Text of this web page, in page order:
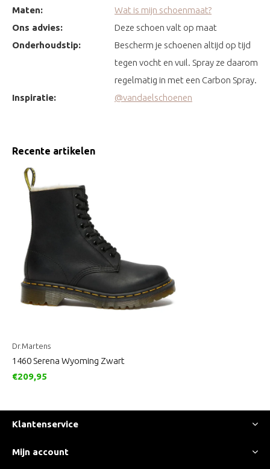
Maten:
Wat is mijn schoenmaat?
Ons advies:
Deze schoen valt op maat
Onderhoudstip:
Bescherm je schoenen altijd op tijd
tegen vocht en vuil. Spray ze daarom
regelmatig in met een Carbon Spray.
Inspiratie:
@vandaelschoenen
Recente artikelen
Dr.Martens
1460 Serena Wyoming Zwart
€209,95
Klantenservice
Mijn account